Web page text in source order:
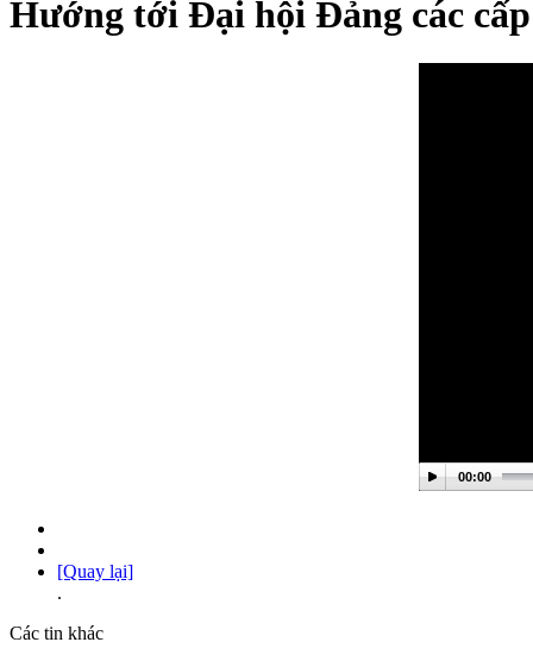
Hướng tới Đại hội Đảng các cấp
00:00
[Quay lại]
.
Các tin khác